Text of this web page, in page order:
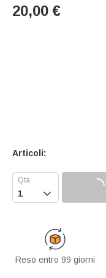
20,00 €
Articoli:

Reso entro 99 giorni